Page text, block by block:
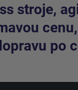
stroje,
po